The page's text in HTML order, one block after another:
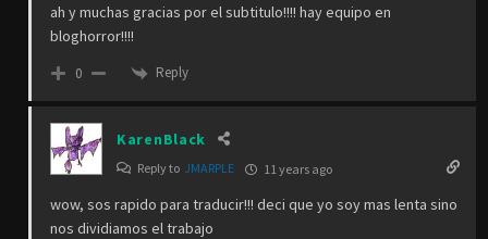
ah y muchas gracias por el subtitulo!!!! hay equipo en
bloghorror!!!!
0 Reply
KarenBlack
Reply to JMARPLE 11 years ago
wow, sos rapido para traducir!!! deci que yo soy mas lenta sino
nos dividiamos el trabajo